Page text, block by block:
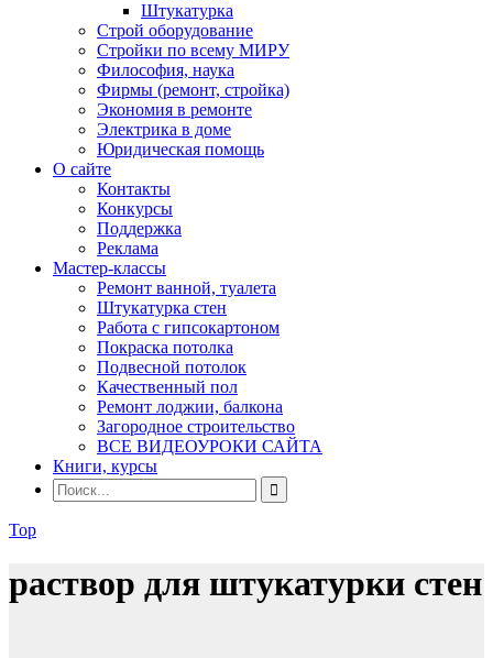
Штукатурка
Строй оборудование
Стройки по всему МИРУ
Философия, наука
Фирмы (ремонт, стройка)
Экономия в ремонте
Электрика в доме
Юридическая помощь
О сайте
Контакты
Конкурсы
Поддержка
Реклама
Мастер-классы
Ремонт ванной, туалета
Штукатурка стен
Работа с гипсокартоном
Покраска потолка
Подвесной потолок
Качественный пол
Ремонт лоджии, балкона
Загородное строительство
ВСЕ ВИДЕОУРОКИ САЙТА
Книги, курсы
Top
раствор для штукатурки стен